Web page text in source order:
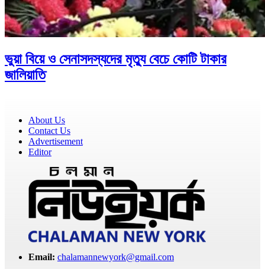
ভুয়া বিয়ে ও সেনাসদস্যদের মৃত্যু বেচে কোটি টাকার
জালিয়াতি
About Us
Contact Us
Advertisement
Editor
Email: chalamannewyork@gmail.com